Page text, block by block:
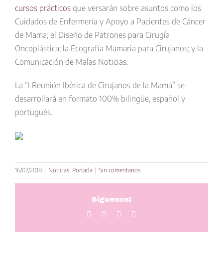
cursos prácticos que versarán sobre asuntos como los
Cuidados de Enfermería y Apoyo a Pacientes de Cáncer
de Mama; el Diseño de Patrones para Cirugía
Oncoplástica; la Ecografía Mamaria para Cirujanos; y la
Comunicación de Malas Noticias.
La “I Reunión Ibérica de Cirujanos de la Mama” se
desarrollará en formato 100% bilingüe, español y
portugués.
16/02/2018 | Noticias Portada | Sin comentarios
Síguenos!
Facebook
TwitterLinkedIn